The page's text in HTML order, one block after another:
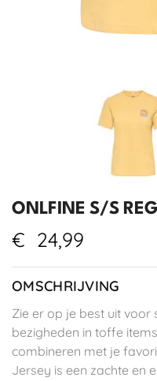
ONLFINE S/S
€ 24,99
OMSCHRIJVING
Zie er op je best uit voor
bezigheden in toffe
combineren met je
Jersey is een zachte en